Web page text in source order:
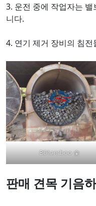
3. 운전 중에 작업자는
니다.
4. 연기 제거 장비의 침
B01amboo 숯
판매 견목 기음